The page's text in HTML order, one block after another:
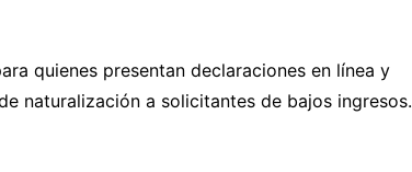
quienes presentan declaraciones en línea y
naturalización a solicitantes de bajos ingresos.